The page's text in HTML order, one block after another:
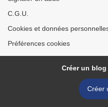
C.G.U.
Cookies et données
Préférences cookies
Créer un
Créer